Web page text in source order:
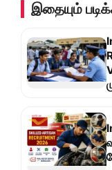
இதையும்